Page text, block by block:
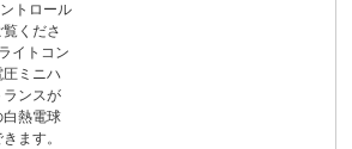
トロール
くださ
イトコン
ミニハ
ランスが
熱電球
ます。